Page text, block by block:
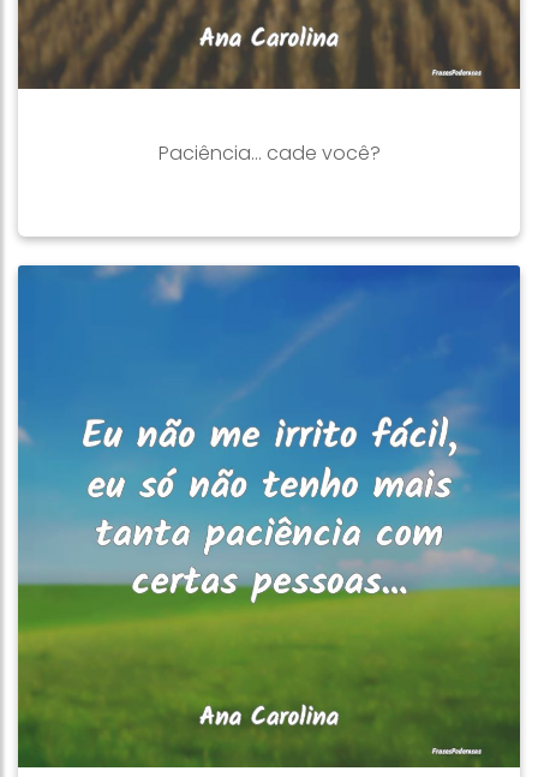
Paciência... cade você?